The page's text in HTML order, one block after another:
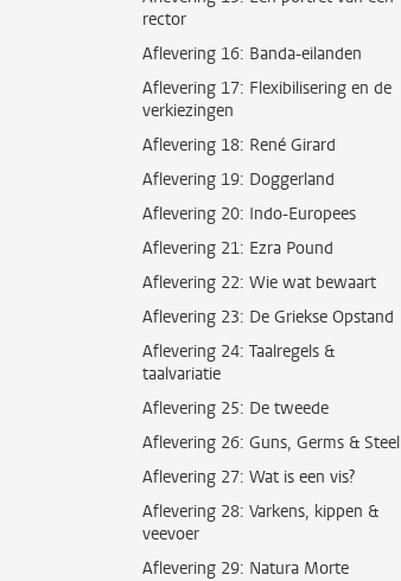
rector
Aflevering 16: Banda-eilanden
Aflevering 17: Flexibilisering en de
verkiezingen
Aflevering 18: René Girard
Aflevering 19: Doggerland
Aflevering 20: Indo-Europees
Aflevering 21: Ezra Pound
Aflevering 22: Wie wat bewaart
Aflevering 23: De Griekse Opstand
Aflevering 24: Taalregels &
taalvariatie
Aflevering 25: De tweede
Aflevering 26: Guns, Germs & Steel
Aflevering 27: Wat is een vis?
Aflevering 28: Varkens, kippen &
veevoer
Aflevering 29: Natura Morte